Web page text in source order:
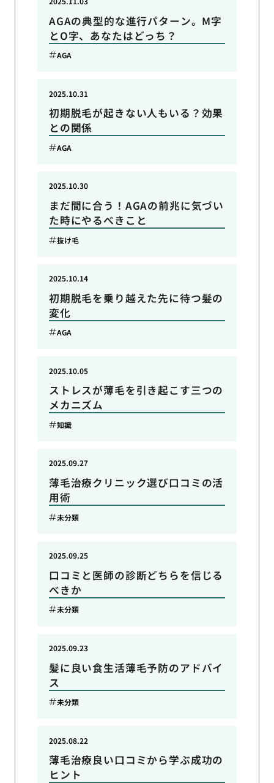
AGAの典型的な進行パターン。M字
とO字、あなたはどっち？
AGA
初期脱毛が起きない人もいる？効果
との関係
2025.10.31
AGA
まだ間に合う！AGAの前兆に気づい
た時にやるべきこと
2025.10.30
抜け毛
初期脱毛を乗り越えた先に待つ髪の
変化
2025.10.14
AGA
ストレスが薄毛を引き起こす三つの
メカニズム
2025.10.05
知識
薄毛治療クリニック選び口コミの活
用術
2025.09.27
未分類
口コミと医師の診断どちらを信じる
べきか
2025.09.25
未分類
髪に良い食生活薄毛予防のアドバイ
ス
2025.09.23
未分類
薄毛治療良い口コミから学ぶ成功の
ヒント
2025.08.22